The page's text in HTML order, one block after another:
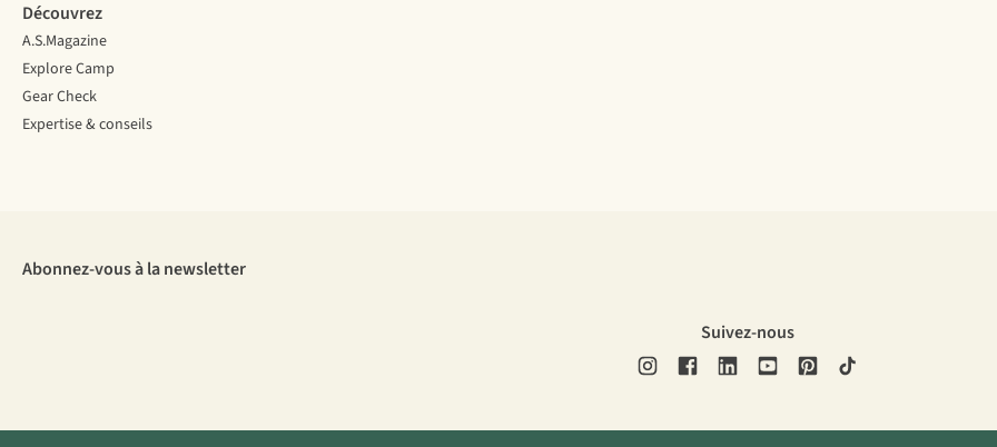
Découvrez
A.S.Magazine
Explore Camp
Gear Check
Expertise & conseils
Abonnez-vous à la newsletter
Suivez-nous